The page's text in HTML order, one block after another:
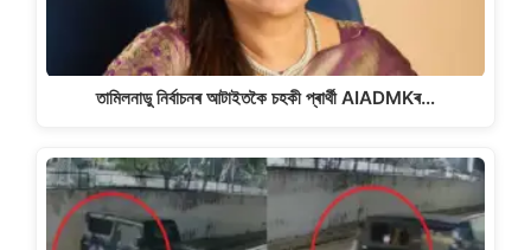
তামিলনাডু নিৰ্বাচনৰ আটাইতকৈ চহকী প্ৰাৰ্থী AIADMKৰ…